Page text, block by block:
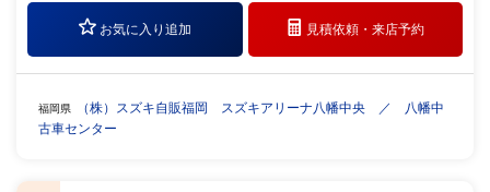
お気に入り追加 見積依頼・来店予約
福岡県
（株）スズキ自販福岡 スズキアリーナ八幡中央 ／ 八幡中
古車センター